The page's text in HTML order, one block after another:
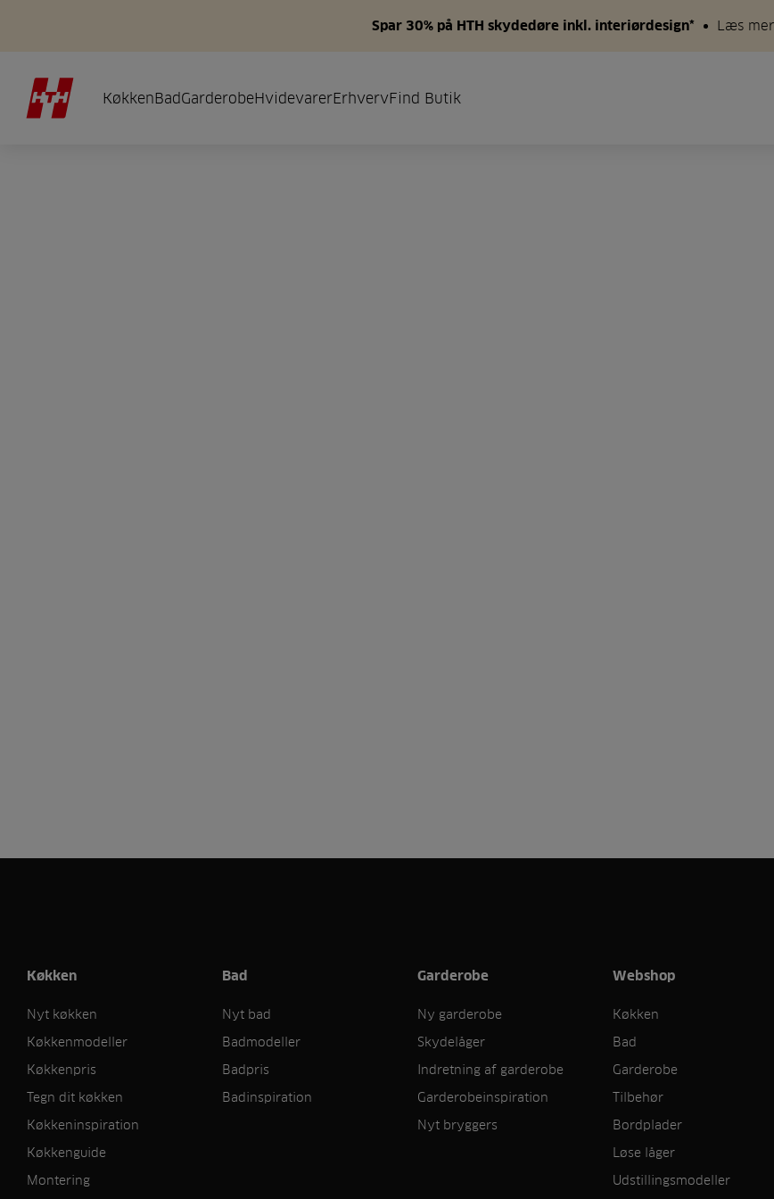
Spar 30% på HTH skydedøre inkl. interiørdesign* Læs
KøkkenBadGarderobeHvidevarerErhvervFind Butik
Køkken
Nyt køkken
Køkkenmodeller
Køkkenpris
Tegn dit køkken
Køkkeninspiration
Køkkenguide
Montering
Bad
Nyt bad
Badmodeller
Badpris
Badinspiration
Garderobe
Ny garderobe
Skydelåger
Indretning af garderobe
Garderobeinspiration
Nyt bryggers
Webshop
Køkken
Bad
Garderobe
Tilbehør
Bordplader
Løse låger
Udstillingsmodeller